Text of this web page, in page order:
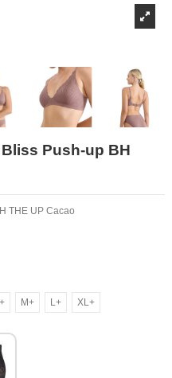
Push-up BH
THE UP Cacao
M+ L+ XL+